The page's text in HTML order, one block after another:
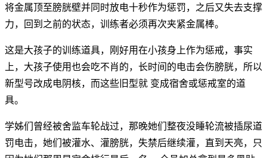
将金属顶至膀胱壁并同时放电十秒作为惩罚，之后又失去支撑
力，回到之前的状态，训练者必须再次夹紧金属棒。
这是大孩子的训练道具，刚好用在小孩身上作为惩戒，事实
上，大孩子使用也会吃不肖的，长时间的电击会伤膀胱，所以
新型号改成电阴核，而这些旧型就 变成宿舍或惩戒室的道
具。
学姊们曾经被舍监车轮战过，那晚她们整夜没睡轮流被插尿道
罚电击，她们被灌水、灌膀胱，失禁后继续灌，直到天亮，只